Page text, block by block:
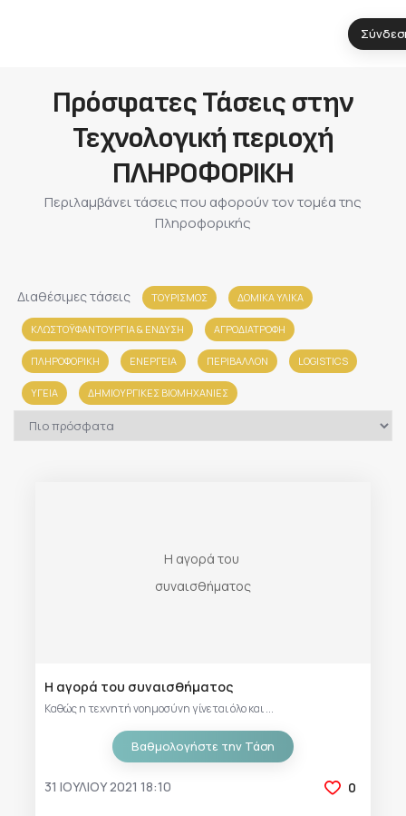
Πρόσφατες Τάσεις στην
Τεχνολογική περιοχή
ΠΛΗΡΟΦΟΡΙΚΗ
Περιλαμβάνει τάσεις που αφορούν τον τομέα της
Πληροφορικής
Διαθέσιμες τάσεις ΤΟΥΡΙΣΜΟΣ ΔΟΜΙΚΑ ΥΛΙΚΑ
ΚΛΩΣΤΟΫΦΑΝΤΟΥΡΓΙΑ & ΈΝΔΥΣΗ ΑΓΡΟΔΙΑΤΡΟΦΗ
ΠΛΗΡΟΦΟΡΙΚΗ ΕΝΕΡΓΕΙΑ ΠΕΡΙΒΑΛΛΟΝ LOGISTICS
ΥΓΕΙΑ ΔΗΜΙΟΥΡΓΙΚΕΣ ΒΙΟΜΗΧΑΝΙΕΣ
Η αγορά του συναισθήματος
Καθώς η τεχνητή νοημοσύνη γίνεται όλο και ...
Βαθμολογήστε την Τάση
31 ΙΟΥΛΊΟΥ 2021 18:10 0